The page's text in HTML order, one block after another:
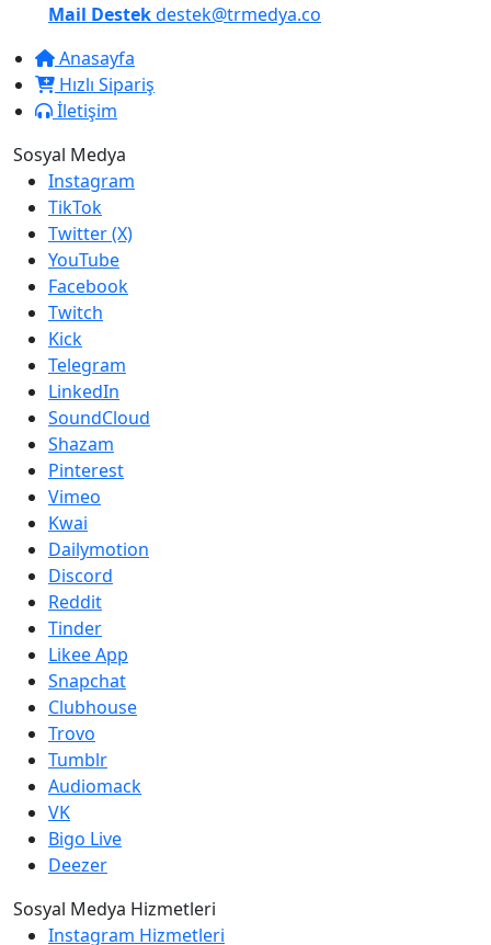
Mail Destekdestek@trmedya.co
Anasayfa
Hızlı Sipariş
İletişim
Sosyal Medya
Instagram
TikTok
Twitter (X)
YouTube
Facebook
Twitch
Kick
Telegram
LinkedIn
SoundCloud
Shazam
Pinterest
Vimeo
Kwai
Dailymotion
Discord
Reddit
Tinder
Likee App
Snapchat
Clubhouse
Trovo
Tumblr
Audiomack
VK
Bigo Live
Deezer
Sosyal Medya Hizmetleri
Instagram Hizmetleri